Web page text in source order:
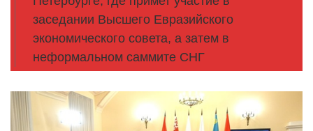
заседании Высшего Евразийского
экономического совета, а затем в
неформальном саммите СНГ